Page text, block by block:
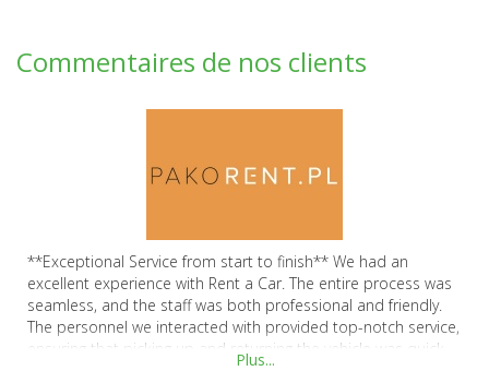
Commentaires de nos clients
**Exceptional Service from start to finish** We had an
excellent experience with Rent a Car. The entire process was
seamless, and the staff was both professional and friendly.
The personnel we interacted with provided top-notch service,
ensuring that picking up and returning the vehicle was quick
and efficient. The car we rented was clean, comfortable, and
Plus...